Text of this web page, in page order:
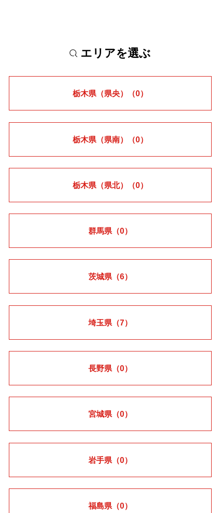
エリアを選ぶ
栃木県（県央） （0）
栃木県（県南） （0）
栃木県（県北） （0）
群馬県（0）
茨城県（6）
埼玉県（7）
長野県（0）
宮城県（0）
岩手県（0）
福島県（0）